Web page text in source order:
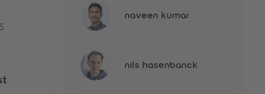
naveen kumar
nils hasenbanck